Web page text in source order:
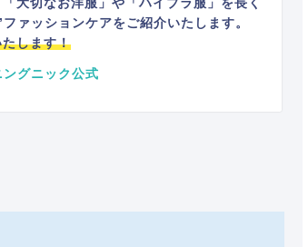
大切なお洋服」や「ハイブラ服」を長く
ァッションケアをご紹介いたします。
します！
グニック公式